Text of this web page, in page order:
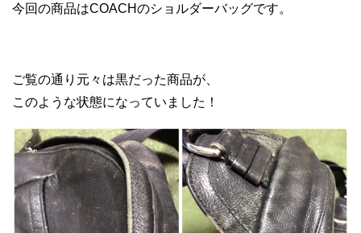
今回の商品はCOACHのショルダーバッグです。
ご覧の通り元々は黒だった商品が、
このような状態になっていました！